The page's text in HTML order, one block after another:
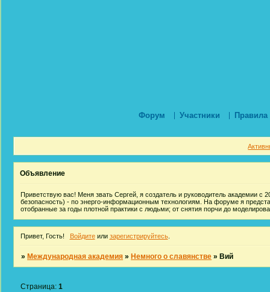
Форум Участники Правила
Объявление
Приветствую вас! Меня звать Сергей, я создатель и руководитель академии с
безопасность) - по энерго-информационным технологиям. На форуме я
отобранные за годы плотной практики с людьми; от снятия порчи до
Привет, Гость! Войдитеили зарегистрируйтесь.
»Международная академия »Немного о славянстве »Вий
Страница:1